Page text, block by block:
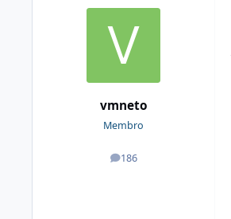
vmneto
Membro
186
posts